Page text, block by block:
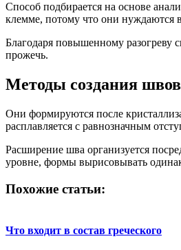
Способ подбирается на основе
клемме, потому что они нуждаются
Благодаря повышенному разогреву
прожечь.
Методы создания швов
Они формируются после
расплавляется с равнозначным
Расширение шва организуется
уровне, формы вырисовывать
Похожие статьи:
Что входит в состав греческого